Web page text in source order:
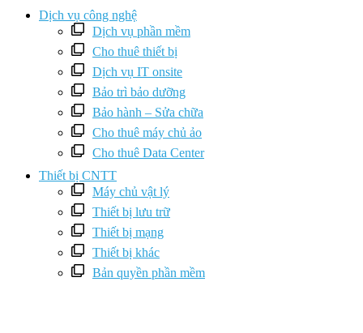
Dịch vụ công nghệ
Dịch vụ phần mềm
Cho thuê thiết bị
Dịch vụ IT onsite
Bảo trì bảo dưỡng
Bảo hành – Sửa chữa
Cho thuê máy chủ ảo
Cho thuê Data Center
Thiết bị CNTT
Máy chủ vật lý
Thiết bị lưu trữ
Thiết bị mạng
Thiết bị khác
Bản quyền phần mềm